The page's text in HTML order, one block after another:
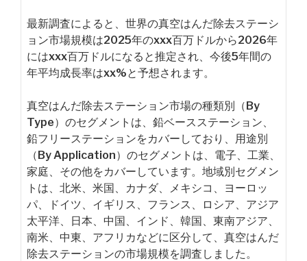
最新調査によると、世界の真空はんだ除去ステーシ
ョン市場規模は2025年のxxx百万ドルから2026年
にはxxx百万ドルになると推定され、今後5年間の
年平均成長率はxx%と予想されます。
真空はんだ除去ステーション市場の種類別（By
Type）のセグメントは、鉛ベースステーション、
鉛フリーステーションをカバーしており、用途別
（By Application）のセグメントは、電子、工業、
家庭、その他をカバーしています。地域別セグメン
トは、北米、米国、カナダ、メキシコ、ヨーロッ
パ、ドイツ、イギリス、フランス、ロシア、アジア
太平洋、日本、中国、インド、韓国、東南アジア、
南米、中東、アフリカなどに区分して、真空はんだ
除去ステーションの市場規模を調査しました。